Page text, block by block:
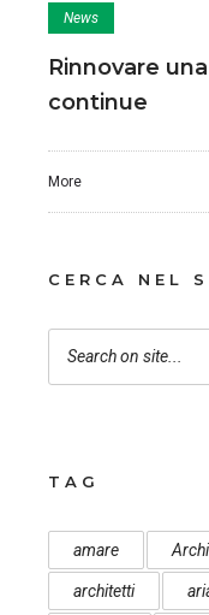
News
Rinnovare
continue
More
CERCA NEL
TAG
amare
architetti